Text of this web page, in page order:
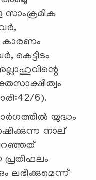
കാരണം
കെട്ടിടം
6).
യുദ്ധം
നാല്
ലഭിക്കുമെന്ന്